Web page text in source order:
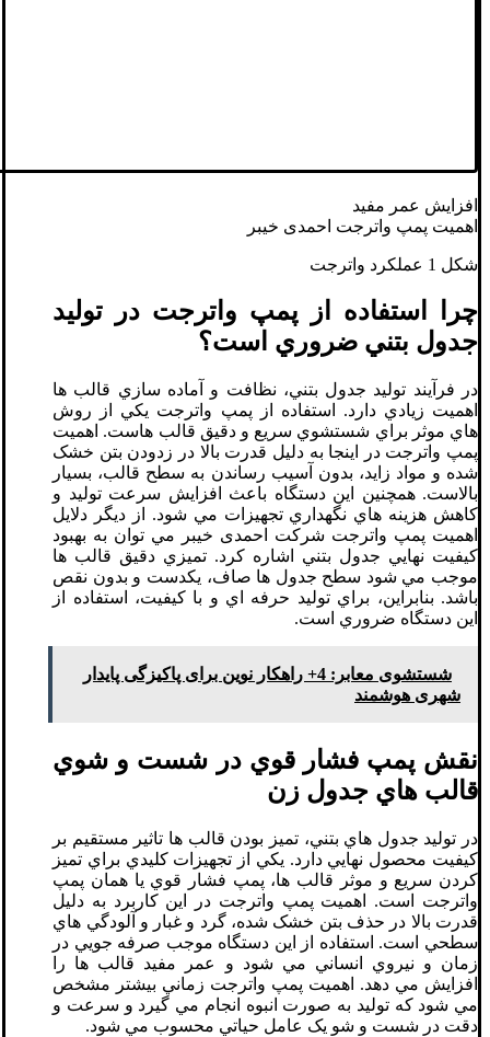
افزايش عمر مفيد
اهمیت پمپ واترجت احمدی خیبر
شکل 1 عملکرد واترجت
چرا استفاده از پمپ واترجت در توليد
جدول بتني ضروري است؟
در فرآيند توليد جدول بتني، نظافت و آماده سازي قالب ها
اهميت زيادي دارد. استفاده از پمپ واترجت يکي از روش
هاي موثر براي شستشوي سريع و دقيق قالب هاست. اهميت
پمپ واترجت در اينجا به دليل قدرت بالا در زدودن بتن خشک
شده و مواد زايد، بدون آسيب رساندن به سطح قالب، بسيار
بالاست. همچنين اين دستگاه باعث افزايش سرعت توليد و
کاهش هزينه هاي نگهداري تجهيزات مي شود. از ديگر دلايل
اهميت پمپ واترجت شرکت احمدی خیبر مي توان به بهبود
کيفيت نهايي جدول بتني اشاره کرد. تميزي دقيق قالب ها
موجب مي شود سطح جدول ها صاف، يکدست و بدون نقص
باشد. بنابراين، براي توليد حرفه اي و با کيفيت، استفاده از
اين دستگاه ضروري است.
شستشوی معابر: 4+ راهکار نوین برای پاکیزگی پایدار
شهری هوشمند
نقش پمپ فشار قوي در شست و شوي
قالب هاي جدول زن
در توليد جدول هاي بتني، تميز بودن قالب ها تاثير مستقيم بر
کيفيت محصول نهايي دارد. يکي از تجهيزات کليدي براي تميز
کردن سريع و موثر قالب ها، پمپ فشار قوي يا همان پمپ
واترجت است. اهميت پمپ واترجت در اين کاربرد به دليل
قدرت بالا در حذف بتن خشک شده، گرد و غبار و آلودگي هاي
سطحي است. استفاده از اين دستگاه موجب صرفه جويي در
زمان و نيروي انساني مي شود و عمر مفيد قالب ها را
افزايش مي دهد. اهميت پمپ واترجت زماني بيشتر مشخص
مي شود که توليد به صورت انبوه انجام مي گيرد و سرعت و
دقت در شست و شو يک عامل حياتي محسوب مي شود.